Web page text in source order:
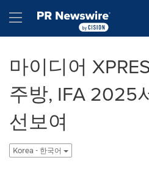
Hamburger menu
마이디어
주방, IFA 2025
선보여
Korea - 한국어